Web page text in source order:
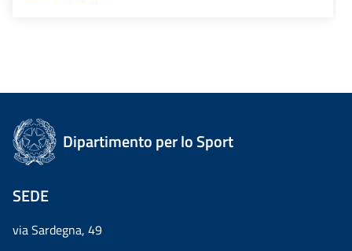
Dipartimento per lo Sport
SEDE
via Sardegna, 49